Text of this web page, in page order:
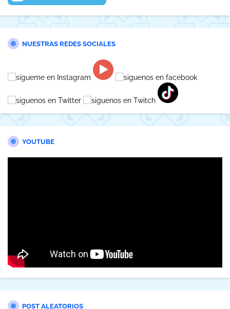
NUESTRAS REDES SOCIALES
YOUTUBE
POST ALEATORIOS